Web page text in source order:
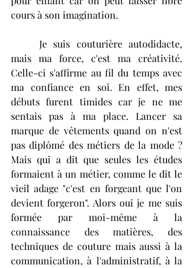
cours à son imagination.
mais ma force, c'est ma créativité.
Celle-ci s'affirme au fil du temps avec
ma confiance en soi. En effet, mes
débuts furent timides car je ne me
sentais pas à ma place. Lancer sa
marque de vêtements quand on n'est
pas diplômé des métiers de la mode ?
Mais qui a dit que seules les études
formaient à un métier, comme le dit le
vieil adage "c'est en forgeant que l'on
devient forgeron". Alors oui je me suis
formée par moi-même à la
connaissance des matières, des
techniques de couture mais aussi à la
communication, à l'administratif, à la